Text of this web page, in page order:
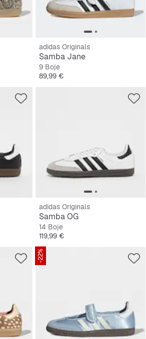
adidas Originals
Samba Jane
9 Boje
Cijena
89,99 €
adidas Originals
Samba OG
14 Boje
Cijena
119,99 €
-22%